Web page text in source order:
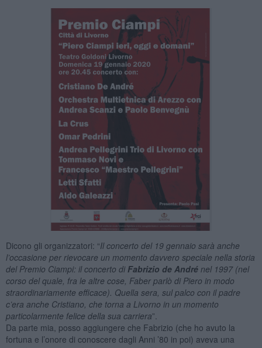
Dicono gli organizzatori: “Il concerto del 19 gennaio sarà anche
l’occasione per rievocare un momento davvero speciale nella storia
del Premio Ciampi: il concerto di Fabrizio de Andrénel 1997 (nel
corso del quale, fra le altre cose, Faber parlò di Piero in modo
straordinariamente efficace). Quella sera, sul palco con il padre
c’era anche Cristiano, che torna a Livorno in un momento
particolarmente felice della sua carriera”.
Da parte mia, posso aggiungere che Fabrizio (che ho avuto la
fortuna e l’onore di conoscere dagli Anni ’80 in poi) aveva una